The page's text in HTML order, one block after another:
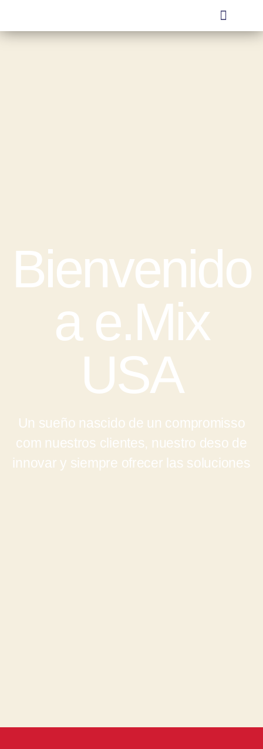
Bienvenido
a e.Mix
USA
Un sueño nascido de un compromisso
com nuestros clientes, nuestro deso de
innovar y siempre ofrecer las soluciones